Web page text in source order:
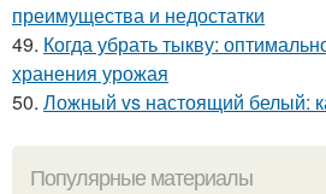
преимущества и недостатки
49. Когда убрать тыкву:
хранения урожая
50. Ложный vs настоящий белый:
Популярные материалы